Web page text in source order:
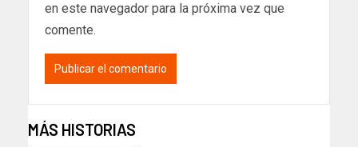
en este navegador para la próxima vez que
comente.
MÁS HISTORIAS